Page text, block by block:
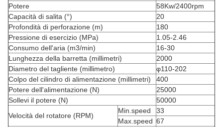
Potere
58Kw/2400rpm
Capacità di salita (°)
20
Profondità di perforazione (m)
180
Pressione di esercizio (MPa)
1.05-2.46
Consumo dell'aria (m3/min)
16-30
Lunghezza della barretta (millimetri)
2000
Diametro del tagliente (millimetro)
φ110-202
Colpo del cilindro di alimentazione (millimetri)
400
Potere dell'alimentazione (N)
25000
Sollevi il potere (N)
50000
Velocità del rotatore (RPM)
Min.speed
33
Max.speed 67